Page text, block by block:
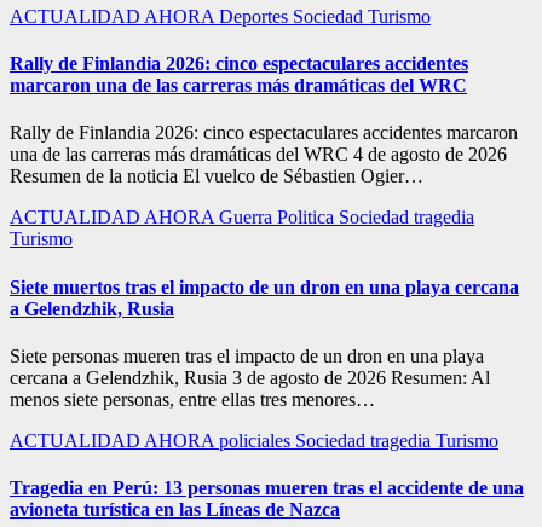
ACTUALIDAD AHORA Deportes Sociedad Turismo
Rally de Finlandia 2026: cinco espectaculares accidentes
marcaron una de las carreras más dramáticas del WRC
Rally de Finlandia 2026: cinco espectaculares accidentes marcaron
una de las carreras más dramáticas del WRC 4 de agosto de 2026
Resumen de la noticia El vuelco de Sébastien Ogier…
ACTUALIDAD AHORA Guerra Politica Sociedad tragedia
Turismo
Siete muertos tras el impacto de un dron en una playa cercana
a Gelendzhik, Rusia
Siete personas mueren tras el impacto de un dron en una playa
cercana a Gelendzhik, Rusia 3 de agosto de 2026 Resumen: Al
menos siete personas, entre ellas tres menores…
ACTUALIDAD AHORA policiales Sociedad tragedia Turismo
Tragedia en Perú: 13 personas mueren tras el accidente de una
avioneta turística en las Líneas de Nazca